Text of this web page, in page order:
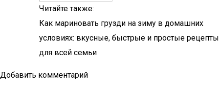
Читайте также:
Как мариновать грузди на зиму в домашних
условиях: вкусные, быстрые и простые рецепты
для всей семьи
Добавить комментарий